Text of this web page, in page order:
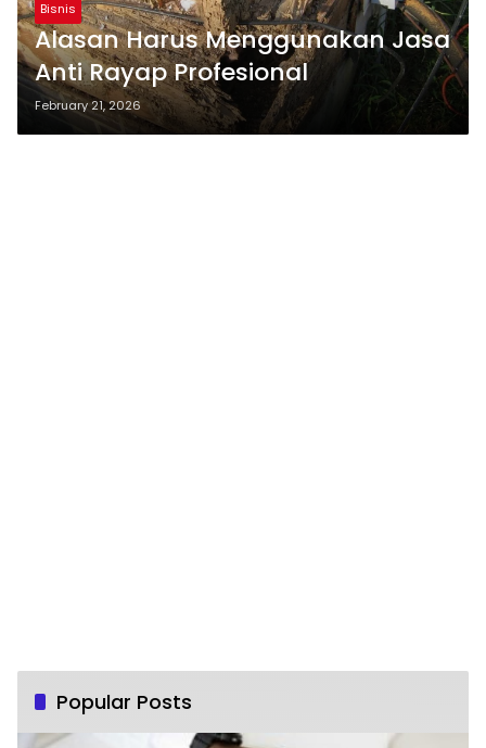
Bisnis
Alasan Harus Menggunakan Jasa
Anti Rayap Profesional
February 21, 2026
Popular Posts